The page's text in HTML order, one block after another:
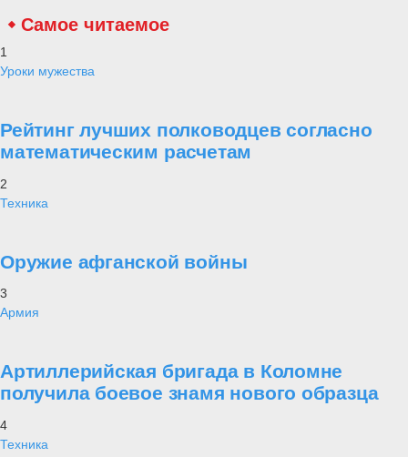
Самое читаемое
1
Уроки мужества
Рейтинг лучших полководцев согласно
математическим расчетам
2
Техника
Оружие афганской войны
3
Армия
Артиллерийская бригада в Коломне
получила боевое знамя нового образца
4
Техника